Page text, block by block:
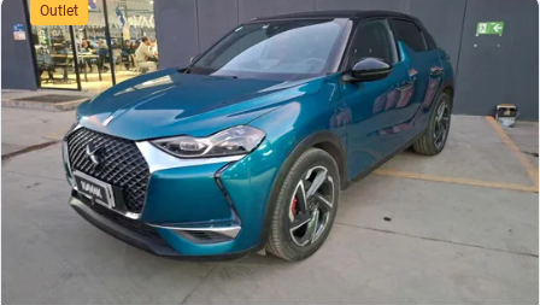
Outlet